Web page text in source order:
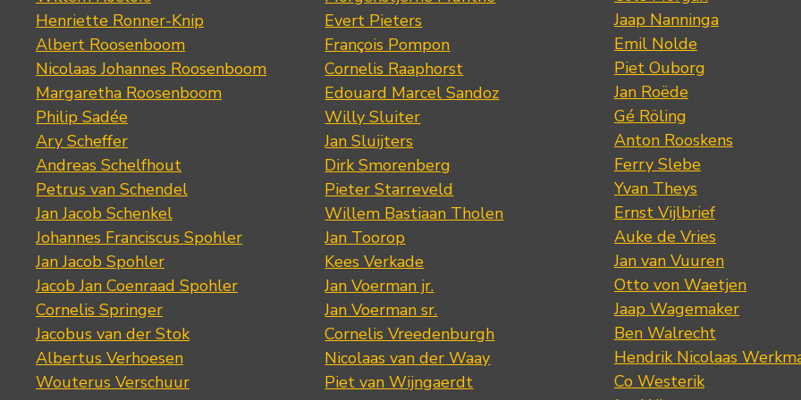
Henriette Ronner-Knip
Albert Roosenboom
Nicolaas Johannes Roosenboom
Margaretha Roosenboom
Philip Sadée
Ary Scheffer
Andreas Schelfhout
Petrus van Schendel
Jan Jacob Schenkel
Johannes Franciscus Spohler
Jan Jacob Spohler
Jacob Jan Coenraad Spohler
Cornelis Springer
Jacobus van der Stok
Albertus Verhoesen
Wouterus Verschuur
Evert Pieters
François Pompon
Cornelis Raaphorst
Edouard Marcel Sandoz
Willy Sluiter
Jan Sluijters
Dirk Smorenberg
Pieter Starreveld
Willem Bastiaan Tholen
Jan Toorop
Kees Verkade
Jan Voerman jr.
Jan Voerman sr.
Cornelis Vreedenburgh
Nicolaas van der Waay
Piet van Wijngaerdt
Jaap Nanninga
Emil Nolde
Piet Ouborg
Jan Roëde
Gé Röling
Anton Rooskens
Ferry Slebe
Yvan Theys
Ernst Vijlbrief
Auke de Vries
Jan van Vuuren
Otto von Waetjen
Jaap Wagemaker
Ben Walrecht
Hendrik Nicolaas
Co Westerik